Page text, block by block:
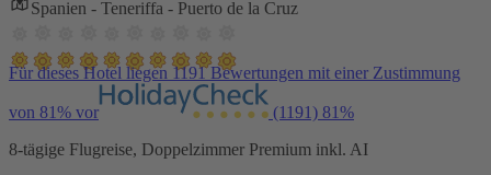
Spanien - Teneriffa - Puerto de la Cruz
Für dieses Hotel liegen 1191 Bewertungen mit einer Zustimmung
von 81% vor (1191) 81%
8-tägige Flugreise, Doppelzimmer Premium inkl. AI